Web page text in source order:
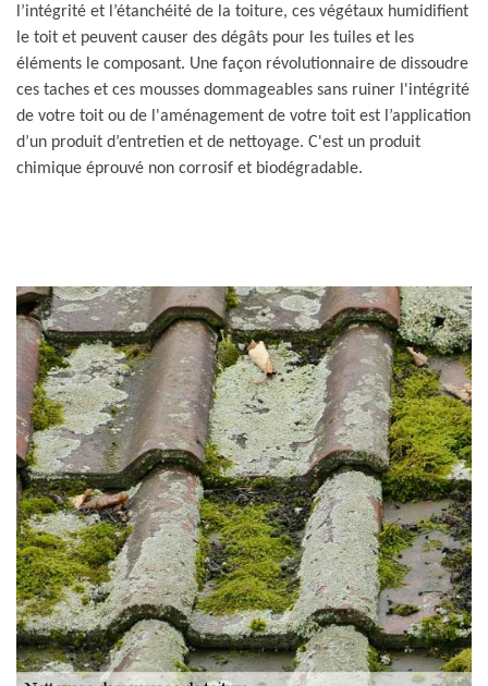
l’intégrité et l’étanchéité de la toiture, ces végétaux humidifient
le toit et peuvent causer des dégâts pour les tuiles et les
éléments le composant. Une façon révolutionnaire de dissoudre
ces taches et ces mousses dommageables sans ruiner l'intégrité
de votre toit ou de l'aménagement de votre toit est l’application
d’un produit d’entretien et de nettoyage. C'est un produit
chimique éprouvé non corrosif et biodégradable.